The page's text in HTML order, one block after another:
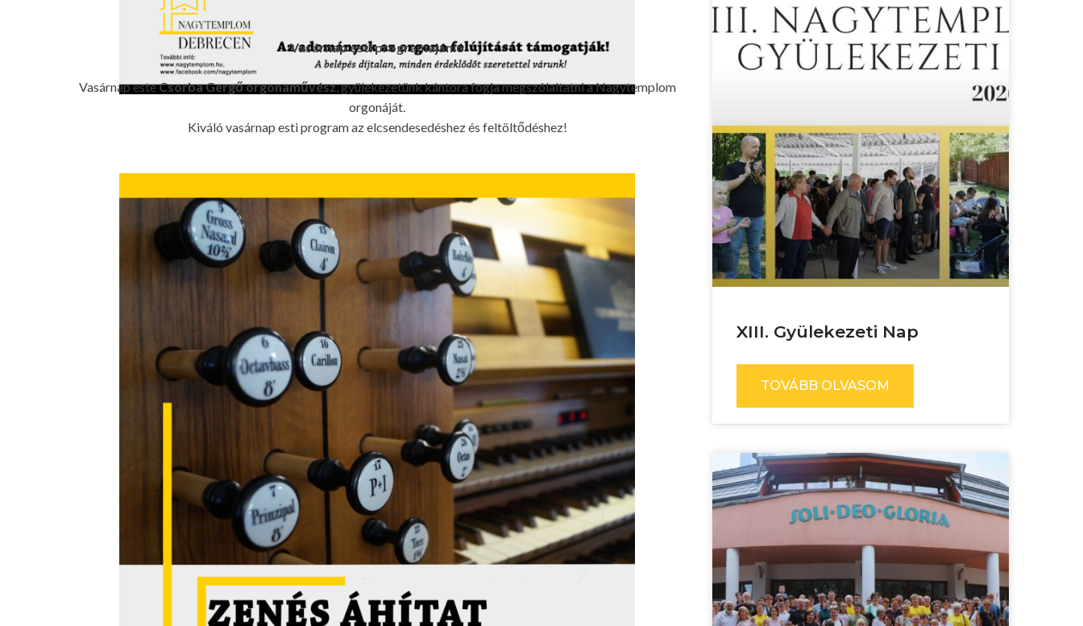
Vasárnap esti programajánló
Vasárnap esteCsorba Gergő orgonaművész, gyülekezetünk kántora fogja megszólaltatni a Nagytemplom
orgonáját.
Kiváló vasárnap esti program az elcsendesedéshez és feltöltődéshez!
XIII. Gyülekezeti Nap
TOVÁBB OLVASOM